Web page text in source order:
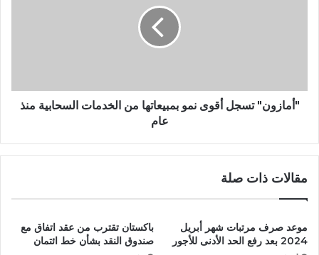
"أمازون" تسجل أقوى نمو بمبيعاتها من الخدمات السحابية منذ
عام
مقالات ذات صلة
موعد صرف مرتبات شهر أبريل
2024 بعد رفع الحد الأدنى للأجور
باكستان تقترب من عقد اتفاق مع
صندوق النقد بشأن خط ائتمان